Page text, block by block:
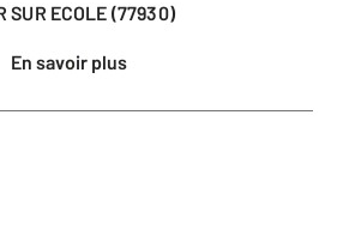
SUR ECOLE (77930)
En savoir plus